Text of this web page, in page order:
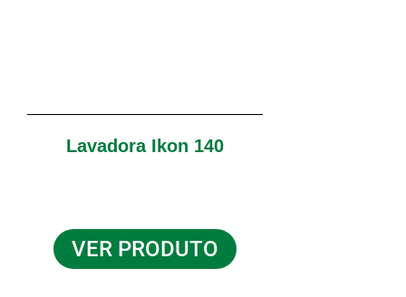
Lavadora Ikon 140
VER PRODUTO